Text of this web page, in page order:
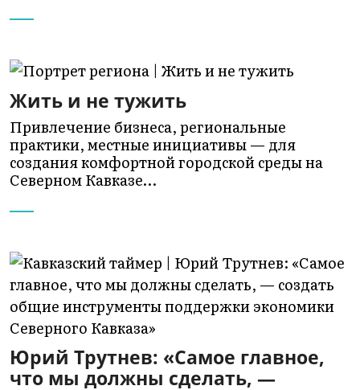
Жить и не тужить
Привлечение бизнеса, региональные
практики, местные инициативы — для
создания комфортной городской среды на
Северном Кавказе…
Юрий Трутнев: «Самое главное,
что мы должны сделать, —